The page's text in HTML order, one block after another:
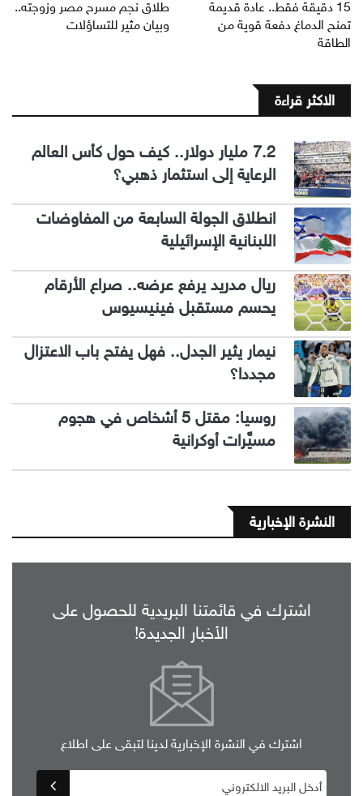
15 دقيقة فقط.. عادة قديمة
تمنح الدماغ دفعة قوية من
الطاقة
طلاق نجم مسرح مصر وزوجته..
وبيان مثير للتساؤلات
الاكثر قراءة
7.2 مليار دولار.. كيف حول كأس العالم
الرعاية إلى استثمار ذهبي؟
انطلاق الجولة السابعة من المفاوضات
اللبنانية الإسرائيلية
ريال مدريد يرفع عرضه.. صراع الأرقام
يحسم مستقبل فينيسيوس
نيمار يثير الجدل.. فهل يفتح باب الاعتزال
مجددا؟
روسيا: مقتل 5 أشخاص في هجوم
مسيَّرات أوكرانية
النشرة الإخبارية
اشترك في قائمتنا البريدية للحصول على
الأخبار الجديدة!
اشترك في النشرة الإخبارية لدينا لتبقى على اطلاع